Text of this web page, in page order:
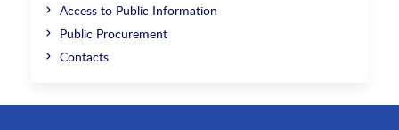
Access to Public Information
Public Procurement
Contacts